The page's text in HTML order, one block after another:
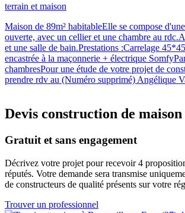
terrain et maison
Maison de 89m² habitableElle se compose
ouverte, avec un cellier et une chambre au
et une salle de bain.Prestations :Carrelage
encastrée à la maçonnerie + électrique
chambresPour une étude de votre projet de
prendre rdv au (Numéro supprimé) Angélique
Devis construction de maison
Gratuit et sans engagement
Décrivez votre projet pour recevoir 4
réputés. Votre demande sera transmise
de constructeurs de qualité présents sur votre
Trouver un professionnel